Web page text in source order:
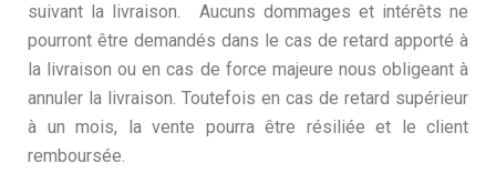
suivant la livraison. Aucuns dommages et intérêts ne
pourront être demandés dans le cas de retard apporté à
la livraison ou en cas de force majeure nous obligeant à
annuler la livraison. Toutefois en cas de retard supérieur
à un mois, la vente pourra être résiliée et le client
remboursée.